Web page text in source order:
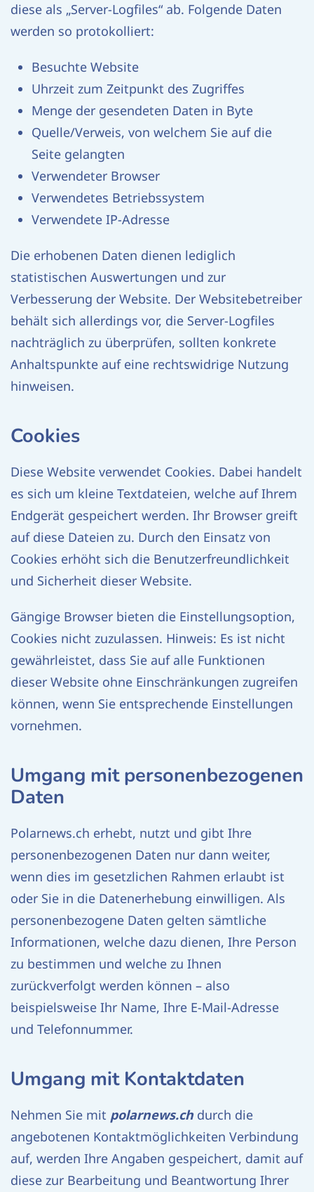
diese als „Server-Logfiles“ ab. Folgende Daten
werden so protokolliert:
Besuchte Website
Uhrzeit zum Zeitpunkt des Zugriffes
Menge der gesendeten Daten in Byte
Quelle/Verweis, von welchem Sie auf die
Seite gelangten
Verwendeter Browser
Verwendetes Betriebssystem
Verwendete IP-Adresse
Die erhobenen Daten dienen lediglich
statistischen Auswertungen und zur
Verbesserung der Website. Der Websitebetreiber
behält sich allerdings vor, die Server-Logfiles
nachträglich zu überprüfen, sollten konkrete
Anhaltspunkte auf eine rechtswidrige Nutzung
hinweisen.
Cookies
Diese Website verwendet Cookies. Dabei handelt
es sich um kleine Textdateien, welche auf Ihrem
Endgerät gespeichert werden. Ihr Browser greift
auf diese Dateien zu. Durch den Einsatz von
Cookies erhöht sich die Benutzerfreundlichkeit
und Sicherheit dieser Website.
Gängige Browser bieten die Einstellungsoption,
Cookies nicht zuzulassen. Hinweis: Es ist nicht
gewährleistet, dass Sie auf alle Funktionen
dieser Website ohne Einschränkungen zugreifen
können, wenn Sie entsprechende Einstellungen
vornehmen.
Umgang mit personenbezogenen
Daten
Polarnews.ch erhebt, nutzt und gibt Ihre
personenbezogenen Daten nur dann weiter,
wenn dies im gesetzlichen Rahmen erlaubt ist
oder Sie in die Datenerhebung einwilligen. Als
personenbezogene Daten gelten sämtliche
Informationen, welche dazu dienen, Ihre Person
zu bestimmen und welche zu Ihnen
zurückverfolgt werden können – also
beispielsweise Ihr Name, Ihre E-Mail-Adresse
und Telefonnummer.
Umgang mit Kontaktdaten
Nehmen Sie mit polarnews.chdurch die
angebotenen Kontaktmöglichkeiten Verbindung
auf, werden Ihre Angaben gespeichert, damit auf
diese zur Bearbeitung und Beantwortung Ihrer